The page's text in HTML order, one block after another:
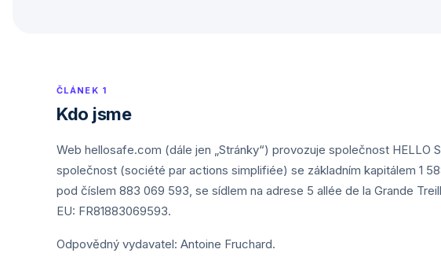
ČLÁNEK 1
Kdo jsme
Web hellosafe.com (dále jen „Stránky“) provozuje společnost HELLO
společnost (société par actions simplifiée) se základním kapitálem 1
pod číslem 883 069 593, se sídlem na adrese 5 allée de la Grande
EU: FR81883069593.
Odpovědný vydavatel: Antoine Fruchard.